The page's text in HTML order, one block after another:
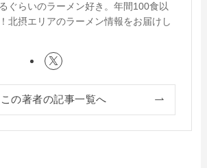
ぐらいのラーメン好き。年間100食以
北摂エリアのラーメン情報をお届けし
この著者の記事一覧へ